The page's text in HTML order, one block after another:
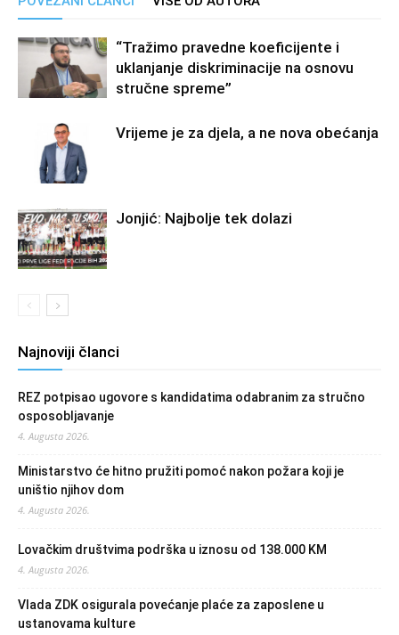
“Tražimo pravedne koeficijente i
uklanjanje diskriminacije na osnovu
stručne spreme”
Vrijeme je za djela, a ne nova obećanja
Jonjić: Najbolje tek dolazi
Najnoviji članci
REZ potpisao ugovore s kandidatima odabranim za stručno
osposobljavanje
4. Augusta 2026.
Ministarstvo će hitno pružiti pomoć nakon požara koji je
uništio njihov dom
4. Augusta 2026.
Lovačkim društvima podrška u iznosu od 138.000 KM
4. Augusta 2026.
Vlada ZDK osigurala povećanje plaće za zaposlene u
ustanovama kulture